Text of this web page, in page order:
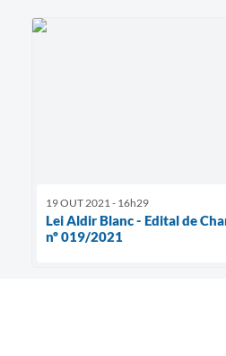
19 OUT 2021 - 16h29
Lei Aldir Blanc - Edital de
nº 019/2021